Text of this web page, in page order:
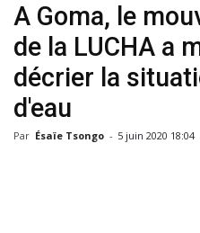
A Goma, le
de la LUCHA a
décrier la
d'eau
Par Ésaïe Tsongo - 5 juin 2020 18:04